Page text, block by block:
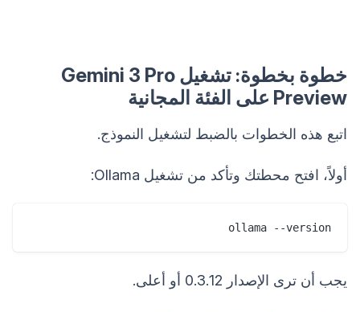
خطوة بخطوة: تشغيل Gemini 3 Pro
Preview على الفئة المجانية
اتبع هذه الخطوات بالضبط لتشغيل النموذج.
أولاً، افتح محطتك وتأكد من تشغيل Ollama:
ollama --version
يجب أن ترى الإصدار 0.3.12 أو أعلى.